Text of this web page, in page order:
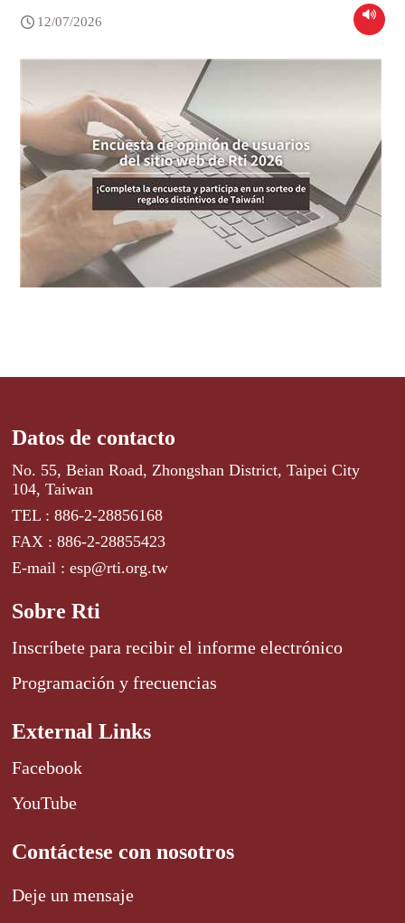
12/07/2026
Datos de contacto
No. 55, Beian Road, Zhongshan District, Taipei City
104, Taiwan
TEL : 886-2-28856168
FAX : 886-2-28855423
E-mail : esp@rti.org.tw
Sobre Rti
Inscríbete para recibir el informe electrónico
Programación y frecuencias
External Links
Facebook
YouTube
Contáctese con nosotros
Deje un mensaje